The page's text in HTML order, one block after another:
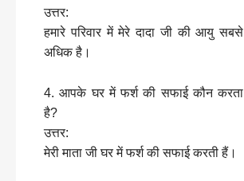
उत्तर:
हमारे परिवार में मेरे दादा जी की आयु सबसे
अधिक है।
4. आपके घर में फर्श की सफाई कौन करता
है?
उत्तर:
मेरी माता जी घर में फर्श की सफाई करती हैं।